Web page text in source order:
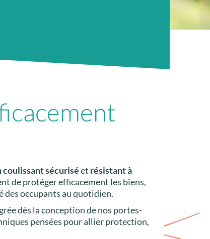
sécuriséet résistant à
de protéger efficacement les biens,
des occupants au quotidien.
dès la conception de nos portes-
pensées pour allier protection,